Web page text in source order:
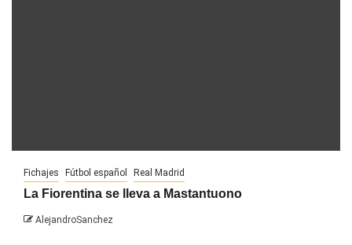
Fichajes Fútbol español Real Madrid
La Fiorentina se lleva a Mastantuono
AlejandroSanchez